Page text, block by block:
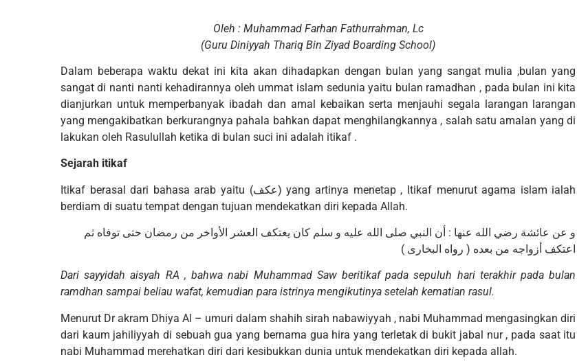
Oleh : Muhammad Farhan Fathurrahman, Lc
(Guru Diniyyah Thariq Bin Ziyad Boarding School)
Dalam beberapa waktu dekat ini kita akan dihadapkan dengan bulan yang sangat mulia ,bulan yang
sangat di nanti nanti kehadirannya oleh ummat islam sedunia yaitu bulan ramadhan , pada bulan ini kita
dianjurkan untuk memperbanyak ibadah dan amal kebaikan serta menjauhi segala larangan larangan
yang mengakibatkan berkurangnya pahala bahkan dapat menghilangkannya , salah satu amalan yang di
lakukan oleh Rasulullah ketika di bulan suci ini adalah itikaf .
Sejarah itikaf
Itikaf berasal dari bahasa arab yaitu (عكف) yang artinya menetap , Itikaf menurut agama islam ialah
berdiam di suatu tempat dengan tujuan mendekatkan diri kepada Allah.
و عن عائشة رضي الله عنها : أن النبي صلى الله عليه و سلم كان يعتكف العشر الأواخر من رمضان حتى توفاه ثم
اعتكف أزواجه من بعده ( رواه البخارى )
Dari sayyidah aisyah RA , bahwa nabi Muhammad Saw beritikaf pada sepuluh hari terakhir pada bulan
ramdhan sampai beliau wafat, kemudian para istrinya mengikutinya setelah kematian rasul.
Menurut Dr akram Dhiya Al – umuri dalam shahih sirah nabawiyyah , nabi Muhammad mengasingkan diri
dari kaum jahiliyyah di sebuah gua yang bernama gua hira yang terletak di bukit jabal nur , pada saat itu
nabi Muhammad merehatkan diri dari kesibukkan dunia untuk mendekatkan diri kepada allah.